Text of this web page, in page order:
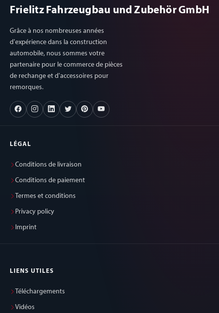
Frielitz Fahrzeugbau und Zubehör GmbH
Grâce à nos nombreuses années
d'expérience dans la construction
automobile, nous sommes votre
partenaire pour le commerce de pièces
de rechange et d'accessoires pour
remorques.
LÉGAL
Conditions de livraison
Conditions de paiement
Termes et conditions
Privacy policy
Imprint
LIENS UTILES
Téléchargements
Vidéos